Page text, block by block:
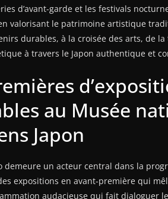
d’avant-garde et les festivals
valorisant le patrimoine artistique
durables, à la croisée des arts, de
à travers le Japon authentique et
au Musée
Japon
demeure un acteur central dans la
expositions en avant-première qui
audacieuse qui fait dialoguer